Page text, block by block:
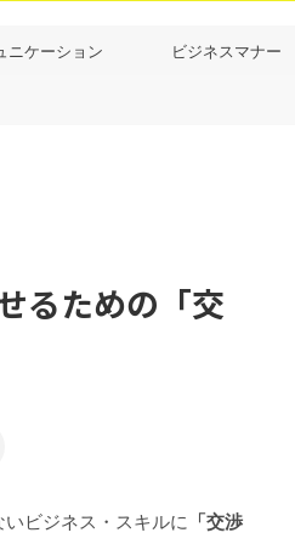
ニケーション ビジネスマナー
るための「交
ビジネス・スキルに 「交渉